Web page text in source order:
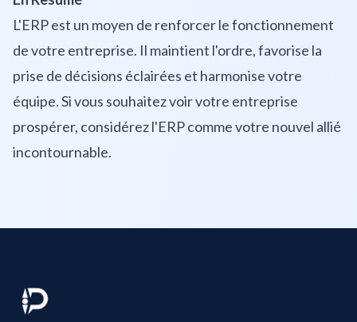
L'ERP est un moyen de renforcer le fonctionnement
de votre entreprise. Il maintient l'ordre, favorise la
prise de décisions éclairées et harmonise votre
équipe. Si vous souhaitez voir votre entreprise
prospérer, considérez l'ERP comme votre nouvel allié
incontournable.